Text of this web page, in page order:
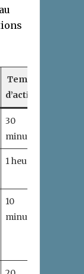
Temps
d’action
30
minutes
1 heure
10
minutes